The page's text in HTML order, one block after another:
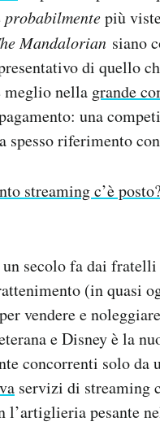
probabilmentepiù
Mandalorian siano
di quello
meglio nella grande
una
riferimento con
streaming c’è
secolo fa dai
(in quasi
vendere e
e Disney è la
concorrenti solo da
servizi di streaming
l’artiglieria pesante